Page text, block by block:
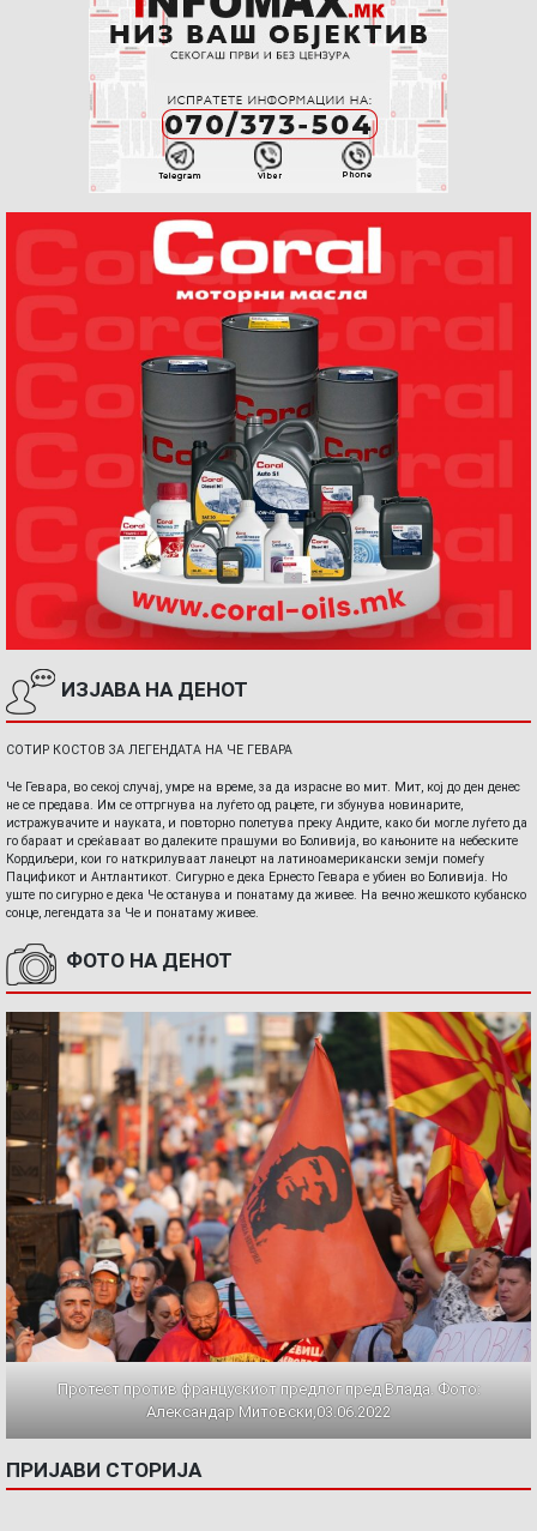
ИЗЈАВА НА ДЕНОТ
СОТИР КОСТОВ ЗА ЛЕГЕНДАТА НА ЧЕ ГЕВАРА
Че Гевара, во секој случај, умре на време, за да израсне во мит. Мит, кој до ден денес
не се предава. Им се оттргнува на луѓето од рацете, ги збунува новинарите,
истражувачите и науката, и повторно полетува преку Андите, како би могле луѓето да
го бараат и среќаваат во далеките прашуми во Боливија, во кањоните на небеските
Кордиљери, кои го наткрилуваат ланецот на латиноамерикански земји помеѓу
Пацификот и Антлантикот. Сигурно е дека Ернесто Гевара е убиен во Боливија. Но
уште по сигурно е дека Че останува и понатаму да живее. На вечно жешкото кубанско
сонце, легендата за Че и понатаму живее.
ФОТО НА ДЕНОТ
Протест против францускиот предлог пред Влада. Фото:
Александар Митовски,03.06.2022
ПРИЈАВИ СТОРИЈА